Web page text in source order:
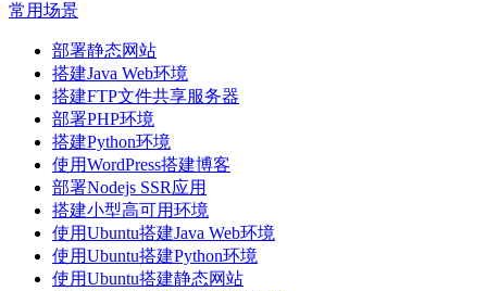
常用场景
部署静态网站
搭建Java Web环境
搭建FTP文件共享服务器
部署PHP环境
搭建Python环境
使用WordPress搭建博客
部署Nodejs SSR应用
搭建小型高可用环境
使用Ubuntu搭建Java Web环境
使用Ubuntu搭建Python环境
使用Ubuntu搭建静态网站